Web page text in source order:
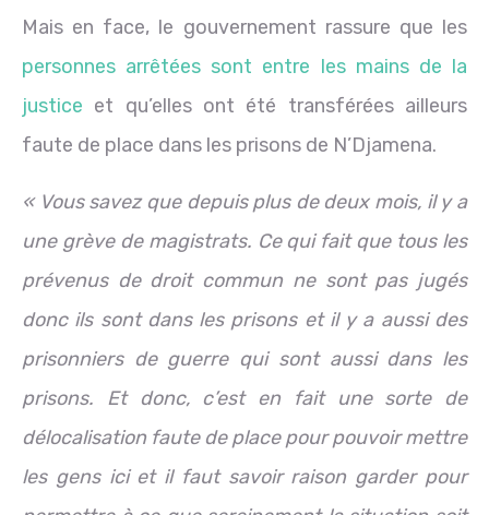
Mais en face, le gouvernement rassure que les
personnes arrêtées sont entre les mains de la
justice et qu’elles ont été transférées ailleurs
faute de place dans les prisons de N’Djamena.
« Vous savez que depuis plus de deux mois, il y a
une grève de magistrats. Ce qui fait que tous les
prévenus de droit commun ne sont pas jugés
donc ils sont dans les prisons et il y a aussi des
prisonniers de guerre qui sont aussi dans les
prisons. Et donc, c’est en fait une sorte de
délocalisation faute de place pour pouvoir mettre
les gens ici et il faut savoir raison garder pour